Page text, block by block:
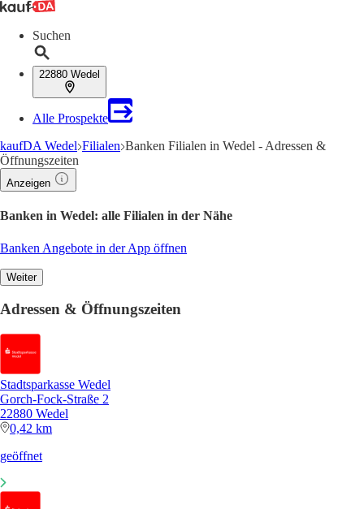
Suchen
22880 Wedel
Alle Prospekte
kaufDA Wedel Filialen Banken Filialen in Wedel - Adressen &
Öffnungszeiten
Anzeigen
Banken in Wedel: alle Filialen in der Nähe
Banken Angebote in der App öffnen
Weiter
Adressen & Öffnungszeiten
Stadtsparkasse Wedel
Gorch-Fock-Straße 2
22880 Wedel
0,42 km
geöffnet